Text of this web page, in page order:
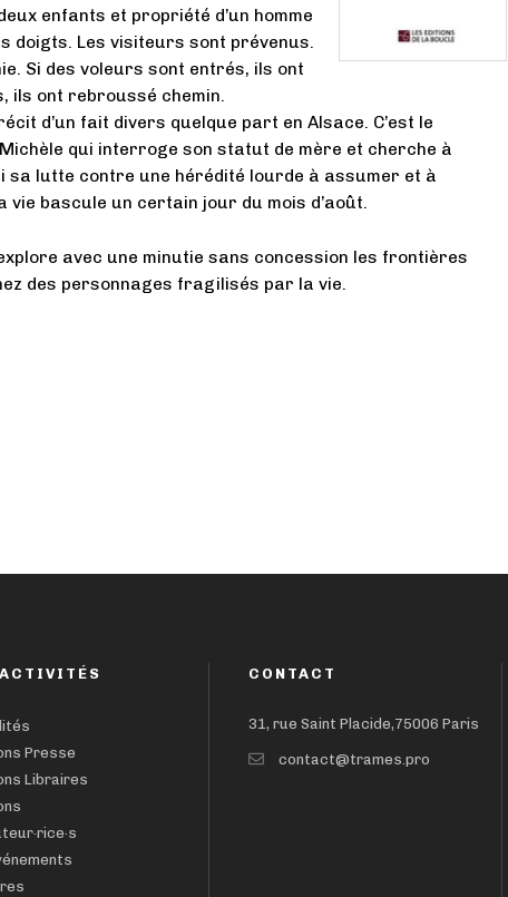
enfants et propriété d’un homme
doigts. Les visiteurs sont prévenus.
Si des voleurs sont entrés, ils ont
ils ont rebroussé chemin.
d’un fait divers quelque part en Alsace. C’est le
qui interroge son statut de mère et cherche à
sa lutte contre une hérédité lourde à assumer et à
vie bascule un certain jour du mois d’août.
avec une minutie sans concession les frontières
des personnages fragilisés par la vie.
Presse
Libraires
CONTACT
31, rue Saint Placide,75006 Paris
contact@trames.pro